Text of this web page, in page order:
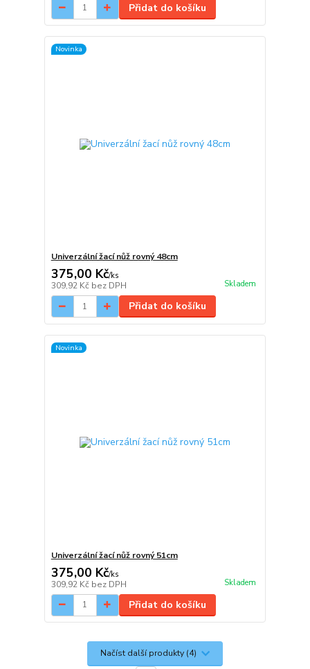
Přidat do košíku
Novinka
Univerzální žací nůž rovný 48cm
375,00 Kč/ks
309,92 Kč bez DPH Skladem
Přidat do košíku
Novinka
Univerzální žací nůž rovný 51cm
375,00 Kč/ks
309,92 Kč bez DPH Skladem
Přidat do košíku
Načíst další produkty (4)